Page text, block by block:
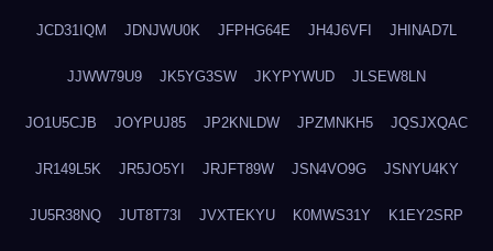
JCD31IQM JDNJWU0K JFPHG64E JH4J6VFI JHINAD7L
JJWW79U9 JK5YG3SW JKYPYWUD JLSEW8LN
JO1U5CJB JOYPUJ85 JP2KNLDW JPZMNKH5 JQSJXQAC
JR149L5K JR5JO5YI JRJFT89W JSN4VO9G JSNYU4KY
JU5R38NQ JUT8T73I JVXTEKYU K0MWS31Y K1EY2SRP